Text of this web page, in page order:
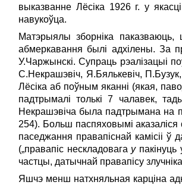
выказванне Лёсіка 1926 г. у
навукоўца.
Матэрыялы зборніка
абмеркавання былі адхілены. За
У.Чаржынскі. Супраць рэалізацыі
С.Некрашэвіч, Я.Бялькевіч,
Лёсіка аб поўным яканні (якая,
падтрымалі толькі 7 чалавек,
Некрашэвіча была падтрымана на
254). Больш паспяховымі
паседжання правапіснай камісіі ў
(„правапіс нескладовага упакінуць
частцы, датычнай правапісу злучніка
Яшчэ менш натхняльная карціна